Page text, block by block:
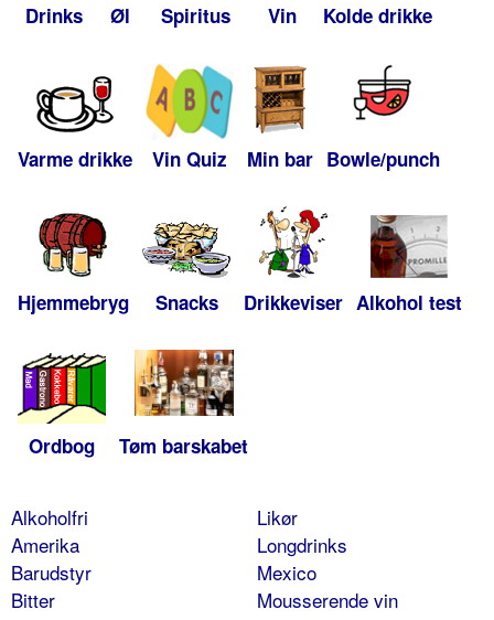
Drinks Øl Spiritus Vin Kolde drikke
Varme drikke Vin Quiz Min bar Bowle/punch
Hjemmebryg Snacks Drikkeviser Alkohol test
Ordbog Tøm barskabet
Alkoholfri
Amerika
Barudstyr
Bitter
Likør
Longdrinks
Mexico
Mousserende vin